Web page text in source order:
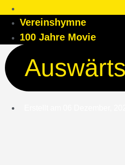
Vereinshymne
100 Jahre Movie